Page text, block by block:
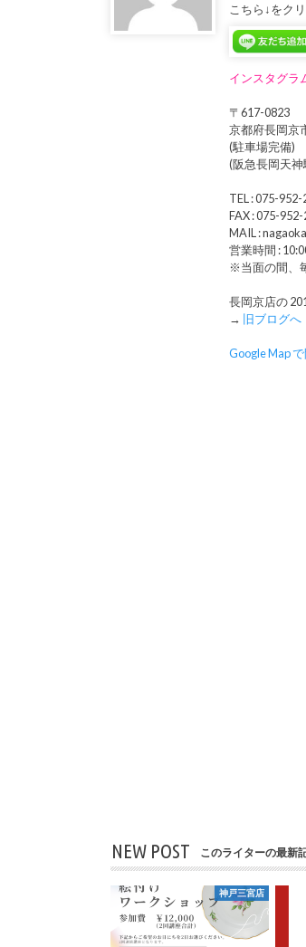
こちら↓をク
インスタグラ
〒617-0823
京都府長岡京
(駐車場完備)
(阪急長岡天
TEL : 075-952-
FAX : 075-
MAIL :
営業時間 :
※当面の間、
長岡京店の
→ 旧ブログへ
Google Map で
NEW POST このライターの最新
神戸三宮店